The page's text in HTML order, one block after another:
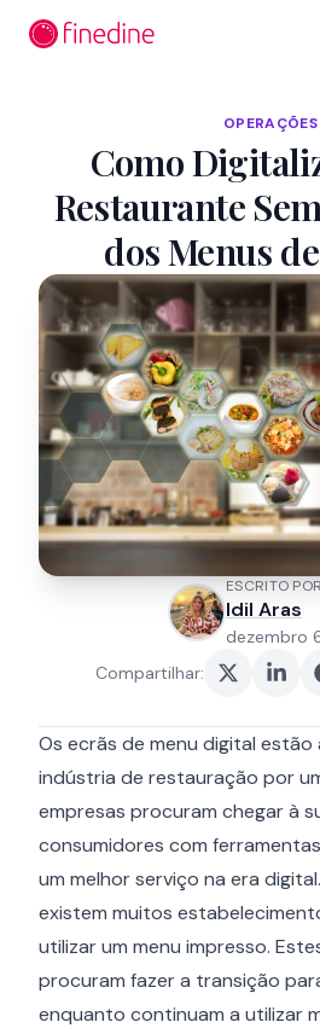
OPERAÇÕES
Como
Restaurante
dos Menus
ESCRITO POR
Idil Aras
dezembro
Compartilhar:
Os ecrãs de menu digital estão
indústria de restauração por
empresas procuram chegar à
consumidores com
um melhor serviço na era
existem muitos
utilizar um menu impresso.
procuram fazer a transição
enquanto continuam a utilizar